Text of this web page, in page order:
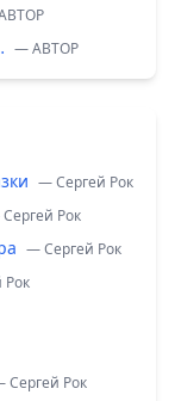
— ABTOP
— Сергей Рок
Рок
— Сергей Рок
Рок
Сергей Рок